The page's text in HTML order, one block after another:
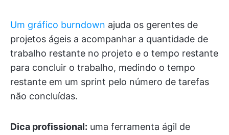
Um gráfico burndown ajuda os gerentes de
projetos ágeis a acompanhar a quantidade de
trabalho restante no projeto e o tempo restante
para concluir o trabalho, medindo o tempo
restante em um sprint pelo número de tarefas
não concluídas.
Dica profissional: uma ferramenta ágil de